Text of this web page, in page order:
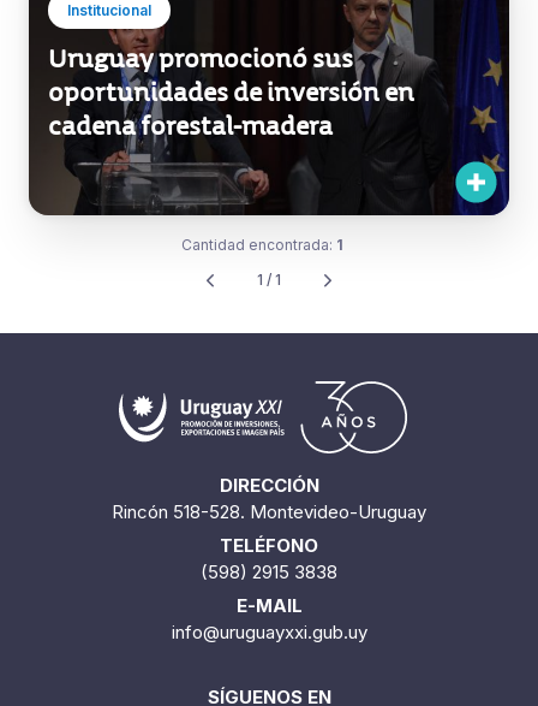
Institucional
Uruguay promocionó sus
oportunidades de inversión en
cadena forestal-madera
Cantidad encontrada: 1
1 / 1
DIRECCIÓN
Rincón 518-528. Montevideo-Uruguay
TELÉFONO
(598) 2915 3838
E-MAIL
info@uruguayxxi.gub.uy
SÍGUENOS EN